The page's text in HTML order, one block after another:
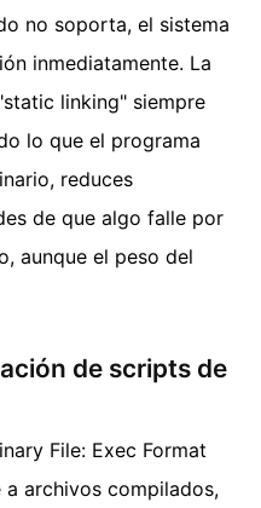
no soporta, el sistema
inmediatamente. La
linking" siempre
lo que el programa
reduces
de que algo falle por
aunque el peso del
de scripts de
File: Exec Format
a archivos compilados,